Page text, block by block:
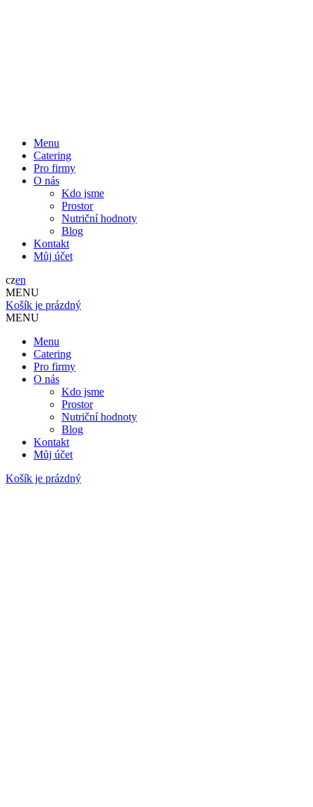
Menu
Catering
Pro firmy
O nás
Kdo jsme
Prostor
Nutriční hodnoty
Blog
Kontakt
Můj účet
czen
MENU
Košík je prázdný
MENU
Menu
Catering
Pro firmy
O nás
Kdo jsme
Prostor
Nutriční hodnoty
Blog
Kontakt
Můj účet
Košík je prázdný